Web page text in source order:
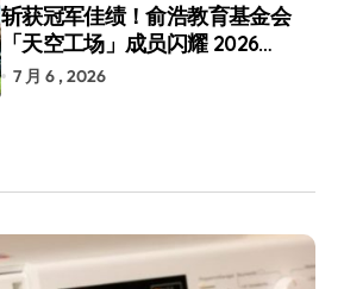
斩获冠军佳绩！俞浩教育基金会
「天空工场」成员闪耀 2026
RoboCup 机器人世界杯
7 月 6 , 2026